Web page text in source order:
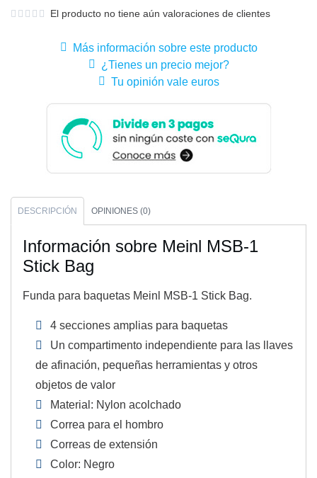
El producto no tiene aún valoraciones de clientes
Más información sobre este producto
¿Tienes un precio mejor?
Tu opinión vale euros
DESCRIPCIÓN OPINIONES (0)
Información sobre Meinl MSB-1
Stick Bag
Funda para baquetas Meinl MSB-1 Stick Bag.
4 secciones amplias para baquetas
Un compartimento independiente para las llaves
de afinación, pequeñas herramientas y otros
objetos de valor
Material: Nylon acolchado
Correa para el hombro
Correas de extensión
Color: Negro